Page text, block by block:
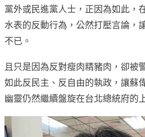
黨外或民進黨人士，正因為如此，
水表的反動行為，公然打壓言論，
不已。
且只是因為反對瘦肉精豬肉，卻被
如此反民主、反自由的執政，讓蘇
幽靈仍然繼續盤旋在台北總統府的